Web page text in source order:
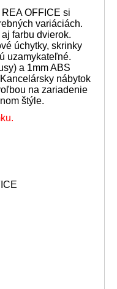
OFFICE si
variáciách.
farbu dvierok.
úchytky, skrinky
uzamykateľné.
a 1mm ABS
nábytok
na zariadenie
štýle.